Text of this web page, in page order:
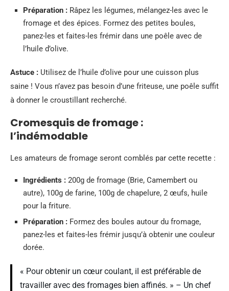
Préparation : Râpez les légumes, mélangez-les avec le
fromage et des épices. Formez des petites boules,
panez-les et faites-les frémir dans une poêle avec de
l’huile d’olive.
Astuce : Utilisez de l’huile d’olive pour une cuisson plus
saine ! Vous n’avez pas besoin d’une friteuse, une poêle suffit
à donner le croustillant recherché.
Cromesquis de fromage :
l’indémodable
Les amateurs de fromage seront comblés par cette recette :
Ingrédients : 200g de fromage (Brie, Camembert ou
autre), 100g de farine, 100g de chapelure, 2 œufs, huile
pour la friture.
Préparation : Formez des boules autour du fromage,
panez-les et faites-les frémir jusqu’à obtenir une couleur
dorée.
« Pour obtenir un cœur coulant, il est préférable de
travailler avec des fromages bien affinés. » – Un chef